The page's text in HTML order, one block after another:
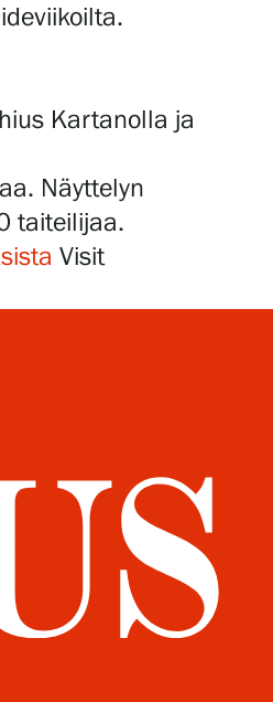
Kartanolla ja
Näyttelyn
taiteilijaa.
Visit